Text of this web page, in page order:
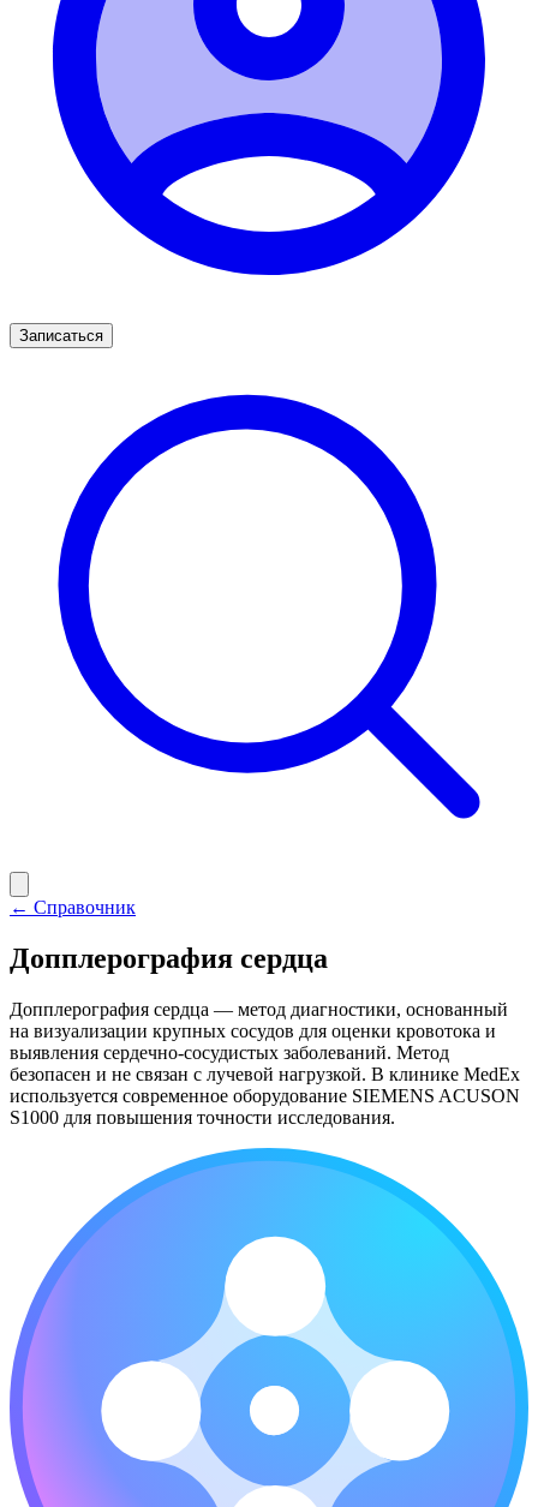
Записаться
← Справочник
Допплерография сердца
Допплерография сердца — метод диагностики, основанный
на визуализации крупных сосудов для оценки кровотока и
выявления сердечно-сосудистых заболеваний. Метод
безопасен и не связан с лучевой нагрузкой. В клинике MedEx
используется современное оборудование SIEMENS ACUSON
S1000 для повышения точности исследования.